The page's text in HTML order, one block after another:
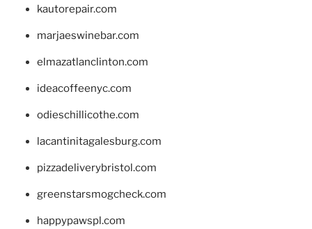
kautorepair.com
marjaeswinebar.com
elmazatlanclinton.com
ideacoffeenyc.com
odieschillicothe.com
lacantinitagalesburg.com
pizzadeliverybristol.com
greenstarsmogcheck.com
happypawspl.com